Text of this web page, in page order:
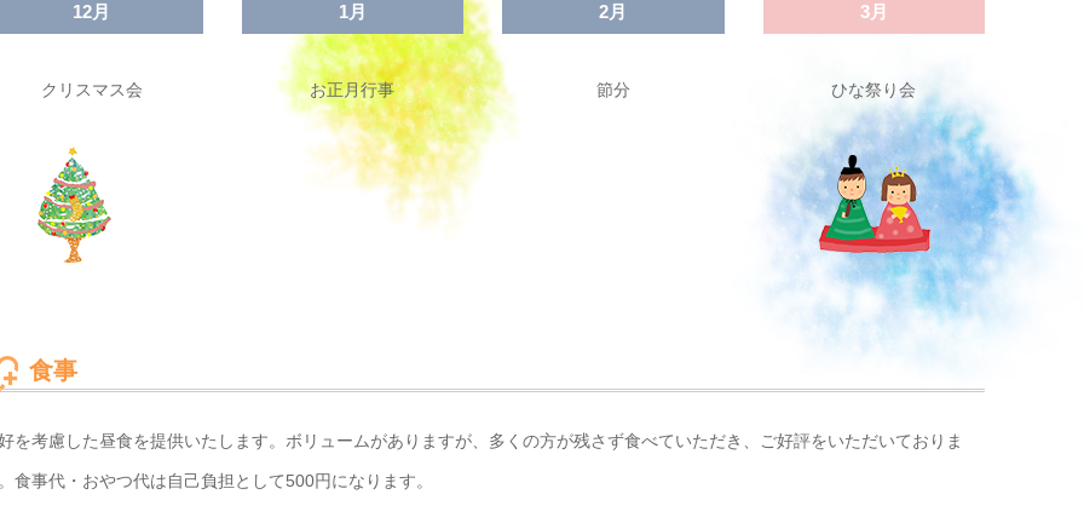
12月
クリスマス会
1月
お正月行事
2月
節分
3月
ひな祭り会
食事
を考慮した昼食を提供いたします。ボリュームがありますが、多くの方が残さず食べていただき、ご好評をいただいておりま
食事代・おやつ代は自己負担として500円になります。